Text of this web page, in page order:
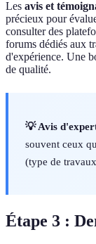
Les avis et
précieux pour
consulter des
forums dédiés aux
d'expérience. Une
de qualité.
💡 Avis
souvent ceux
(type de
Étape 3 :